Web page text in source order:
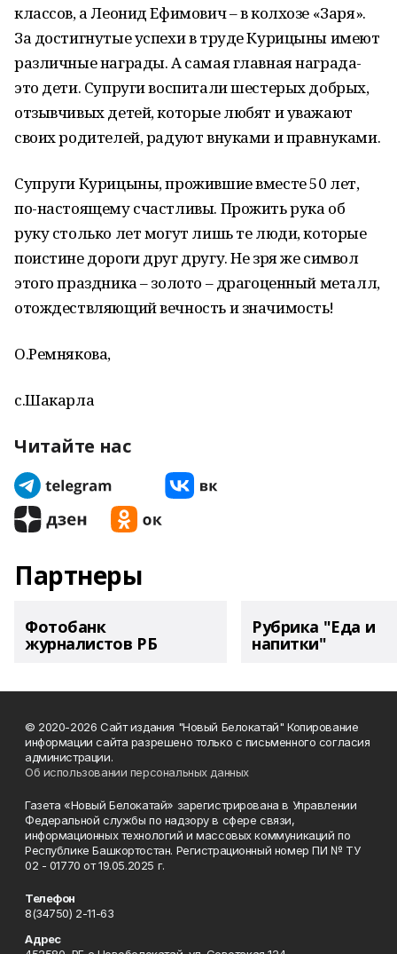
классов, а Леонид Ефимович – в колхозе «Заря».
За достигнутые успехи в труде Курицыны имеют
различные награды. А самая главная награда-
это дети. Супруги воспитали шестерых добрых,
отзывчивых детей, которые любят и уважают
своих родителей, радуют внуками и правнуками.
Супруги Курицыны, прожившие вместе 50 лет,
по-настоящему счастливы. Прожить рука об
руку столько лет могут лишь те люди, которые
поистине дороги друг другу. Не зря же символ
этого праздника – золото – драгоценный металл,
отождествляющий вечность и значимость!
О.Ремнякова,
с.Шакарла
Читайте нас
Партнеры
Фотобанк
журналистов РБ
Рубрика "Еда и
напитки"
© 2020-2026 Сайт издания "Новый Белокатай" Копирование
информации сайта разрешено только с письменного согласия
администрации.
Об использовании персональных данных
Газета «Новый Белокатай» зарегистрирована в Управлении
Федеральной службы по надзору в сфере связи,
информационных технологий и массовых коммуникаций по
Республике Башкортостан. Регистрационный номер ПИ № ТУ
02 - 01770 от 19.05.2025 г.
Телефон
8(34750) 2-11-63
Адрес